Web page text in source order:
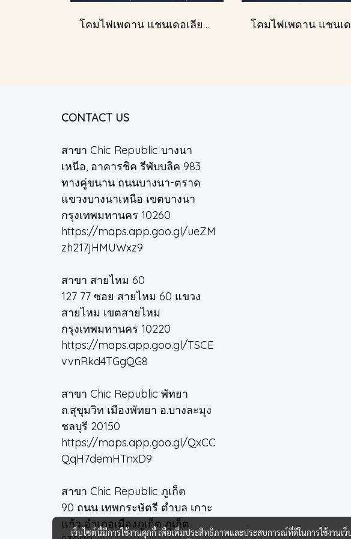
โคมไฟเพดาน แชนเดอเลียร์ รุ่น A028-D40
CONTACT US
สาขา Chic Republic บางนา
เหนือ, อาคารชิค รีพับบลิค 983
ทางคู่ขนาน ถนนบางนา-ตราด
แขวงบางนาเหนือ เขตบางนา
กรุงเทพมหานคร 10260
https://maps.app.goo.gl/ueZM
zh217jHMUWxz9
สาขา สายไหม 60
127 77 ซอย สายไหม 60 แขวง
สายไหม เขตสายไหม
กรุงเทพมหานคร 10220
https://maps.app.goo.gl/TSCE
vvnRkd4TGgQG8
สาขา Chic Republic พัทยา
ถ.สุขุมวิท เมืองพัทยา อ.บางละมุง
ชลบุรี 20150
https://maps.app.goo.gl/QxCC
QqH7demHTnxD9
สาขา Chic Republic ภูเก็ต
90 ถนน เทพกระษัตรี ตำบล เกาะ
แก้ว อำเภอเมืองภูเก็ต ภูเก็ต
เว็บไซต์นี้มีการใช้งานคุกกี้ เพื่อเพิ่มประสิทธิภาพและประสบการณ์ที่ดีในการใช้งานเ